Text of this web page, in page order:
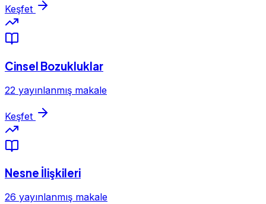
Keşfet
Cinsel Bozukluklar
22 yayınlanmış makale
Keşfet
Nesne İlişkileri
26 yayınlanmış makale